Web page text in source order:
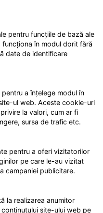
pentru funcțiile de bază ale
în modul dorit fără
date de identificare
a înțelege modul în
ul web. Aceste cookie-uri
la valori, cum ar fi
sursa de trafic etc.
pentru a oferi vizitatorilor
pe care le-au vizitat
campaniei publicitare.
la realizarea anumitor
site-ului web pe